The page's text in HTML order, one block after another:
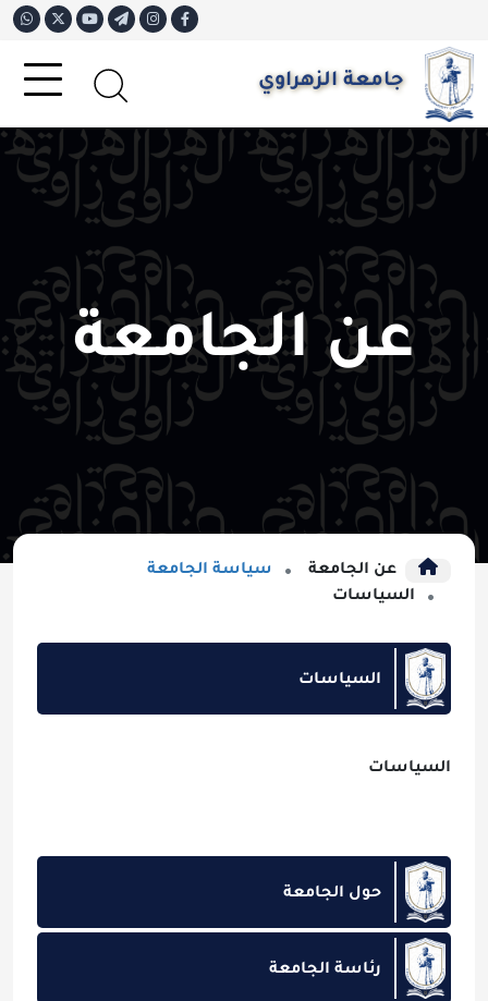
جامعة الزهراوي
عن الجامعة
عن الجامعة
سياسة الجامعة
السياسات
السياسات
السياسات
حول الجامعة
رئاسة الجامعة